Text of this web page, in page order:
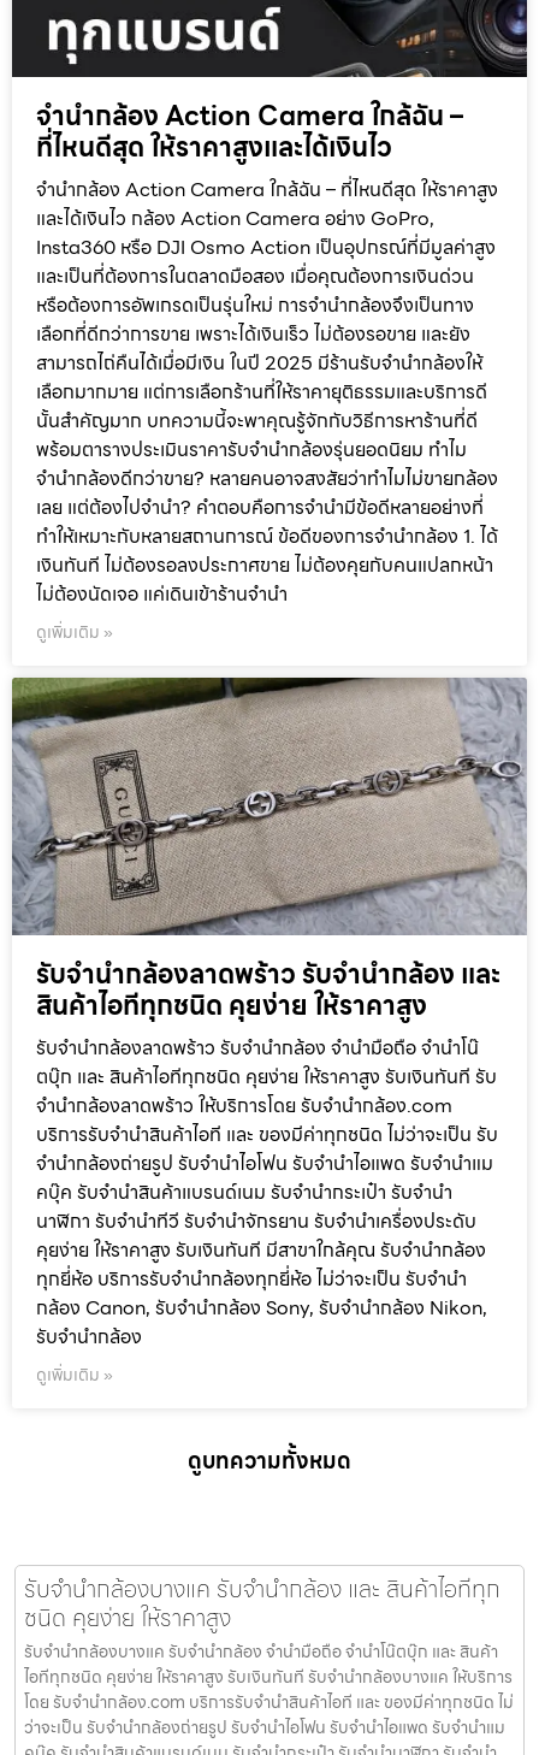
จำนำกล้อง Action Camera ใกล้ฉัน –
ที่ไหนดีสุด ให้ราคาสูงและได้เงินไว
จำนำกล้อง Action Camera ใกล้ฉัน – ที่ไหนดีสุด ให้ราคาสูง
และได้เงินไว กล้อง Action Camera อย่าง GoPro,
Insta360 หรือ DJI Osmo Action เป็นอุปกรณ์ที่มีมูลค่าสูง
และเป็นที่ต้องการในตลาดมือสอง เมื่อคุณต้องการเงินด่วน
หรือต้องการอัพเกรดเป็นรุ่นใหม่ การจำนำกล้องจึงเป็นทาง
เลือกที่ดีกว่าการขาย เพราะได้เงินเร็ว ไม่ต้องรอขาย และยัง
สามารถไถ่คืนได้เมื่อมีเงิน ในปี 2025 มีร้านรับจำนำกล้องให้
เลือกมากมาย แต่การเลือกร้านที่ให้ราคายุติธรรมและบริการดี
นั้นสำคัญมาก บทความนี้จะพาคุณรู้จักกับวิธีการหาร้านที่ดี
พร้อมตารางประเมินราคารับจำนำกล้องรุ่นยอดนิยม ทำไม
จำนำกล้องดีกว่าขาย? หลายคนอาจสงสัยว่าทำไมไม่ขายกล้อง
เลย แต่ต้องไปจำนำ? คำตอบคือการจำนำมีข้อดีหลายอย่างที่
ทำให้เหมาะกับหลายสถานการณ์ ข้อดีของการจำนำกล้อง 1. ได้
เงินทันที ไม่ต้องรอลงประกาศขาย ไม่ต้องคุยกับคนแปลกหน้า
ไม่ต้องนัดเจอ แค่เดินเข้าร้านจำนำ
ดูเพิ่มเติม »
รับจำนำกล้องลาดพร้าว รับจํานํากล้อง และ
สินค้าไอทีทุกชนิด คุยง่าย ให้ราคาสูง
รับจำนำกล้องลาดพร้าว รับจํานํากล้อง จำนำมือถือ จำนำโน๊
ตบุ๊ก และ สินค้าไอทีทุกชนิด คุยง่าย ให้ราคาสูง รับเงินทันที รับ
จำนำกล้องลาดพร้าว ให้บริการโดย รับจํานํากล้อง.com
บริการรับจํานําสินค้าไอที และ ของมีค่าทุกชนิด ไม่ว่าจะเป็น รับ
จํานํากล้องถ่ายรูป รับจํานําไอโฟน รับจํานําไอแพด รับจํานําแม
คบุ๊ค รับจํานําสินค้าแบรนด์เนม รับจํานํากระเป๋า รับจํานํา
นาฬิกา รับจํานําทีวี รับจํานําจักรยาน รับจํานําเครื่องประดับ
คุยง่าย ให้ราคาสูง รับเงินทันที มีสาขาใกล้คุณ รับจำนำกล้อง
ทุกยี่ห้อ บริการรับจำนำกล้องทุกยี่ห้อ ไม่ว่าจะเป็น รับจำนำ
กล้อง Canon, รับจำนำกล้อง Sony, รับจำนำกล้อง Nikon,
รับจำนำกล้อง
ดูเพิ่มเติม »
ดูบทความทั้งหมด
รับจำนำกล้องบางแค รับจํานํากล้อง และ สินค้าไอทีทุก
ชนิด คุยง่าย ให้ราคาสูง
รับจำนำกล้องบางแค รับจํานํากล้อง จำนำมือถือ จำนำโน๊ตบุ๊ก และ สินค้า
ไอทีทุกชนิด คุยง่าย ให้ราคาสูง รับเงินทันที รับจำนำกล้องบางแค ให้บริการ
โดย รับจํานํากล้อง.com บริการรับจํานําสินค้าไอที และ ของมีค่าทุกชนิด ไม่
ว่าจะเป็น รับจํานํากล้องถ่ายรูป รับจํานําไอโฟน รับจํานําไอแพด รับจํานําแม